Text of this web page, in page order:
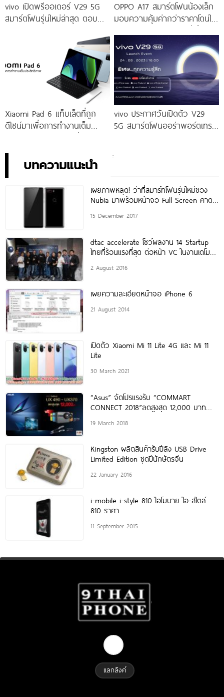
vivo เปิดพรีออเดอร์ V29 5G
สมาร์ตโฟนรุ่นใหม่ล่าสุด ตอบ
ราคาเริ่มต้นเพียง 14,999 บาท
จัดเต็มกับโปรโมชันพิเศษก่อนใคร
OPPO A17 สมาร์ตโฟนน้องเล็ก
มอบความคุ้มค่ากว่าราคาโดนใจ
ราคาใหม่เพียง 4,599 บาท
เท่านั้น!
Xiaomi Pad 6 แท็บเล็ตที่ถูก
ดีไซน์มาเพื่อการทำงานเต็ม
vivo ประกาศวันเปิดตัว V29
5G สมาร์ตโฟนออร่าพอร์ตเทร
บทความแนะนำ
เผยภาพหลุด! ว่าที่สมาร์ทโฟนรุ่นใหม่ของ
Nubia มาพร้อมหน้าจอ Full Screen คาด
15 December 2017
dtac accelerate โชว์ผลงาน 14 Startup
ไทยที่ร้อนแรงที่สุด ต่อหน้า VC ในงานเดโม
2 August 2016
เผยความละเอียดหน้าจอ iPhone 6
21 August 2014
เปิดตัว Xiaomi Mi 11 Lite 4G และ Mi 11
Lite
30 March 2021
“Asus” จัดโปรแรงรับ “COMMART
CONNECT 2018”ลดสูงสุด 12,000 บาท
บาท!
19 March 2018
Kingston ผลิตสินค้ารับปีลิง USB Drive
Limited Edition ชุดปีนักษัตรจีน
22 January 2016
i-mobile i-style 810 ไอโมบาย ไอ-สไตล์
810 ราคา
11 September 2015
แลกลิงค์